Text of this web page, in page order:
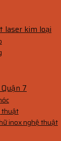
laser kim loại
7
thuật
inox nghệ thuật